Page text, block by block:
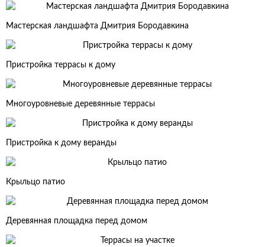
Мастерская ландшафта Дмитрия Бородавкина
Пристройка террасы к дому
Многоуровневые деревянные террасы
Пристройка к дому веранды
Крыльцо патио
Деревянная площадка перед домом